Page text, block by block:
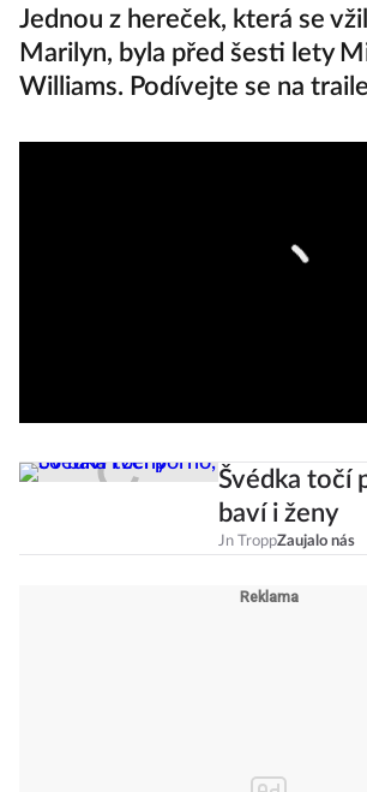
Jednou z hereček, která se
Marilyn, byla před šesti lety
Williams. Podívejte se na
Švédka točí
baví i ženy
Jn TroppZaujalo nás